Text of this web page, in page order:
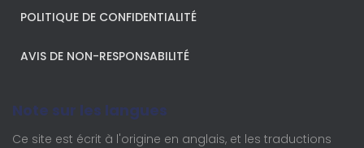
POLITIQUE DE CONFIDENTIALITÉ
AVIS DE NON-RESPONSABILITÉ
Note sur les langues
Ce site est écrit à l'origine en anglais, et les traductions